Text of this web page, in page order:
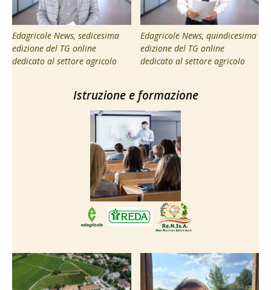
Edagricole News, sedicesima
edizione del TG online
dedicato al settore agricolo
Edagricole News, quindicesima
edizione del TG online
dedicato al settore agricolo
Istruzione e formazione